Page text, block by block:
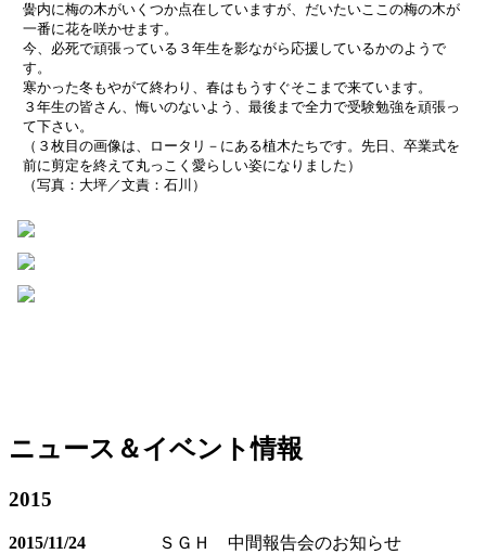
黌内に梅の木がいくつか点在していますが、だいたいここの梅の木が
一番に花を咲かせます。
今、必死で頑張っている３年生を影ながら応援しているかのようで
す。
寒かった冬もやがて終わり、春はもうすぐそこまで来ています。
３年生の皆さん、悔いのないよう、最後まで全力で受験勉強を頑張っ
て下さい。
（３枚目の画像は、ロータリ－にある植木たちです。先日、卒業式を
前に剪定を終えて丸っこく愛らしい姿になりました）
（写真：大坪／文責：石川）
ニュース＆イベント情報
2015
2015/11/24
ＳＧＨ 中間報告会のお知らせ